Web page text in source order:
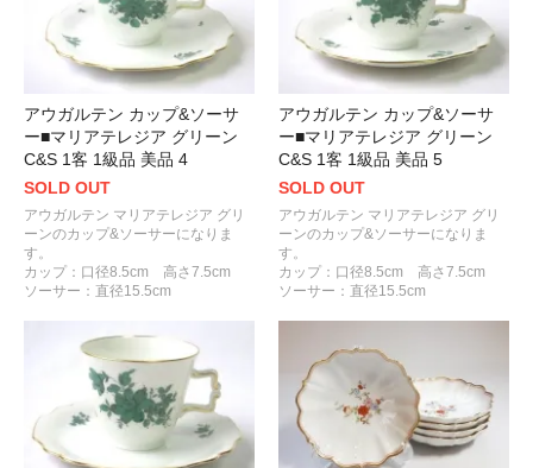
アウガルテン カップ&ソーサ
ー■マリアテレジア グリーン
C&S 1客 1級品 美品 4
SOLD OUT
アウガルテン マリアテレジア グリ
ーンのカップ&ソーサーになりま
す。
カップ：口径8.5cm 高さ7.5cm
ソーサー：直径15.5cm
アウガルテン カップ&ソーサ
ー■マリアテレジア グリーン
C&S 1客 1級品 美品 5
SOLD OUT
アウガルテン マリアテレジア グリ
ーンのカップ&ソーサーになりま
す。
カップ：口径8.5cm 高さ7.5cm
ソーサー：直径15.5cm